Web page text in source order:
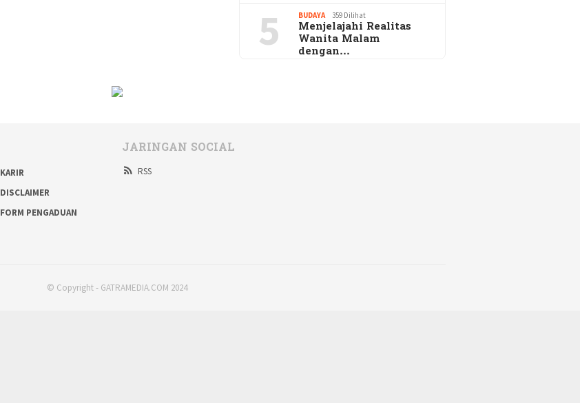
5 BUDAYA 359 Dilihat
Menjelajahi Realitas
Wanita Malam
dengan…
KARIR
DISCLAIMER
FORM PENGADUAN
JARINGAN SOCIAL
RSS
© Copyright - GATRAMEDIA.COM 2024